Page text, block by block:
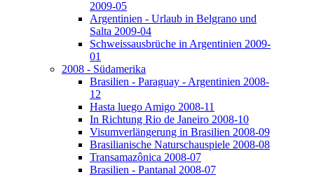
2009-05
Argentinien - Urlaub in Belgrano und
Salta 2009-04
Schweissausbrüche in Argentinien 2009-
01
2008 - Südamerika
Brasilien - Paraguay - Argentinien 2008-
12
Hasta luego Amigo 2008-11
In Richtung Rio de Janeiro 2008-10
Visumverlängerung in Brasilien 2008-09
Brasilianische Naturschauspiele 2008-08
Transamazônica 2008-07
Brasilien - Pantanal 2008-07